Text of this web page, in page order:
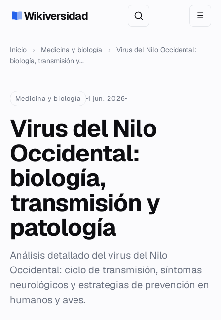
Wikiversidad ☰
Inicio › Medicina y biología ›
Virus del Nilo Occidental:
biología, transmisión y...
Medicina y biología 1 jun. 2026
Virus del Nilo
Occidental:
biología,
transmisión y
patología
Análisis detallado del virus del Nilo
Occidental: ciclo de transmisión, síntomas
neurológicos y estrategias de prevención en
humanos y aves.